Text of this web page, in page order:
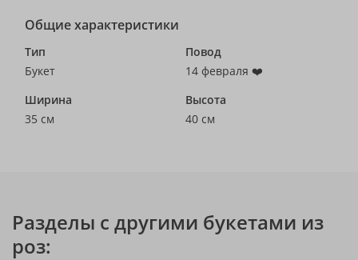
Общие характеристики
Тип
Букет
Повод
14 февраля ❤️
Ширина
35 см
Высота
40 см
Разделы с другими букетами из
роз: